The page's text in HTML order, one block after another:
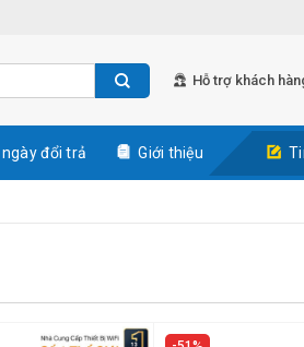
Hỗ trợ khách
ngày đổi trả Giới thiệu